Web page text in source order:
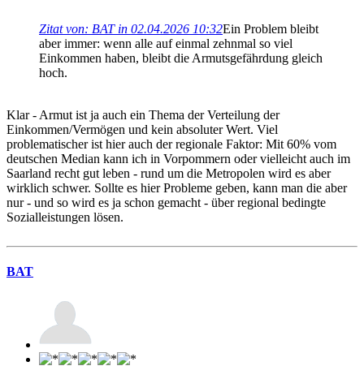
Zitat von: BAT in 02.04.2026 10:32Ein Problem bleibt
aber immer: wenn alle auf einmal zehnmal so viel
Einkommen haben, bleibt die Armutsgefährdung gleich
hoch.
Klar - Armut ist ja auch ein Thema der Verteilung der
Einkommen/Vermögen und kein absoluter Wert. Viel
problematischer ist hier auch der regionale Faktor: Mit 60% vom
deutschen Median kann ich in Vorpommern oder vielleicht auch im
Saarland recht gut leben - rund um die Metropolen wird es aber
wirklich schwer. Sollte es hier Probleme geben, kann man die aber
nur - und so wird es ja schon gemacht - über regional bedingte
Sozialleistungen lösen.
BAT